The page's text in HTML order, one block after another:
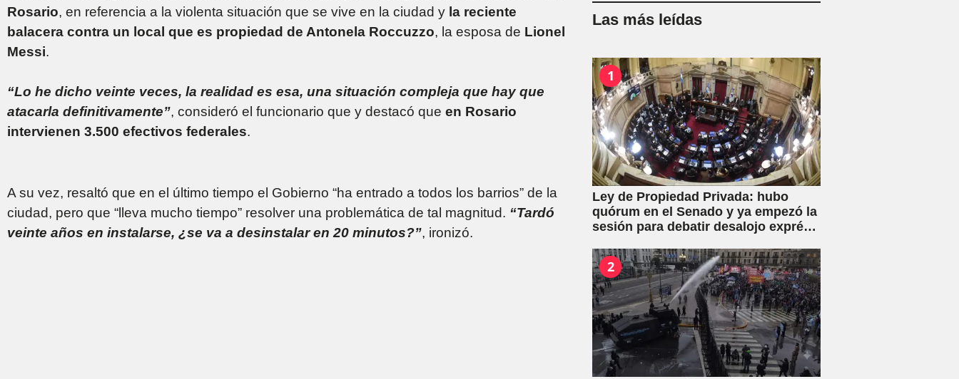
Rosario, en referencia a la violenta situación que se vive en la ciudad y la reciente
balacera contra un local que es propiedad de Antonela Roccuzzo, la esposa de Lionel
Messi.
“Lo he dicho veinte veces, la realidad es esa, una situación compleja que hay que
atacarla definitivamente”, consideró el funcionario que y destacó que en Rosario
intervienen 3.500 efectivos federales.
A su vez, resaltó que en el último tiempo el Gobierno “ha entrado a todos los barrios” de la
ciudad, pero que “lleva mucho tiempo” resolver una problemática de tal magnitud. “Tardó
veinte años en instalarse, ¿se va a desinstalar en 20 minutos?”, ironizó.
Las más leídas
1
Ley de Propiedad Privada: hubo
quórum en el Senado y ya empezó la
sesión para debatir desalojo exprés
2